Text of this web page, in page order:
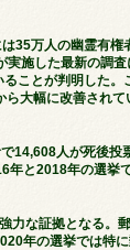
35万人の幽霊有権
施した最新の調査
ことが判明した。
大幅に改善されて
14,608人が死後投
年と2018年の選挙
力な証拠となる。
年の選挙では特